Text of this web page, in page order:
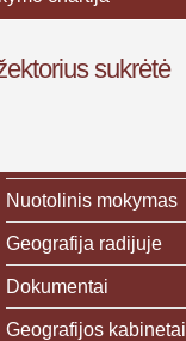
sukrėtė
Nuotolinis mokymas
Geografija radijuje
Dokumentai
Geografijos kabinetai